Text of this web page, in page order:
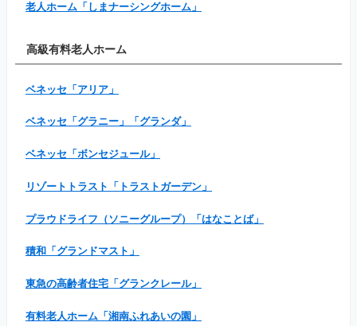
老人ホーム「しまナーシングホーム」
高級有料老人ホーム
ベネッセ「アリア」
ベネッセ「グラニー」「グランダ」
ベネッセ「ボンセジュール」
リゾートトラスト「トラストガーデン」
プラウドライフ（ソニーグループ）「はなことば」
積和「グランドマスト」
東急の高齢者住宅「グランクレール」
有料老人ホーム「湘南ふれあいの園」